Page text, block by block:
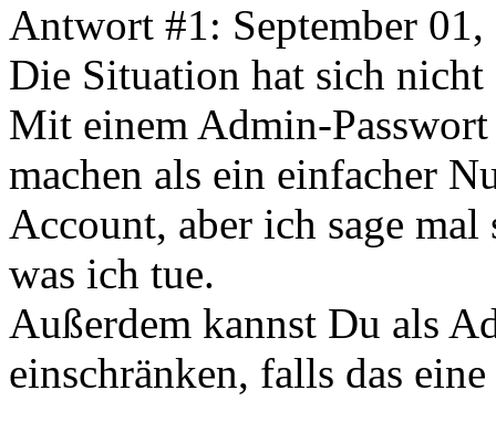
Antwort #1: September
Die Situation hat sich nicht
Mit einem Admin-
machen als ein einfacher
Account, aber ich sage
was ich tue.
Außerdem kannst Du als
einschränken, falls das